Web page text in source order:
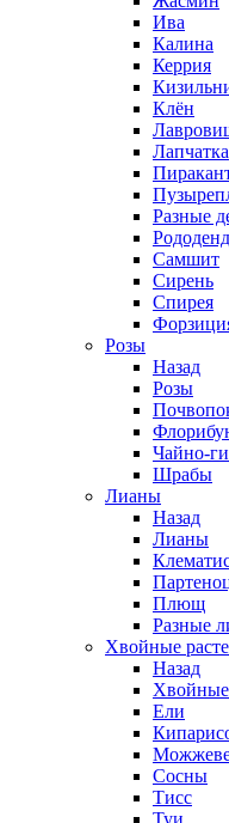
Ива
Калина
Керрия
Клён
Лапчатка
Разные
Самшит
Сирень
Спирея
Розы
Назад
Розы
Чайно-
Шрабы
Лианы
Назад
Лианы
Плющ
Разные
Хвойные
Назад
Хвойные
Ели
Сосны
Тисс
Туи